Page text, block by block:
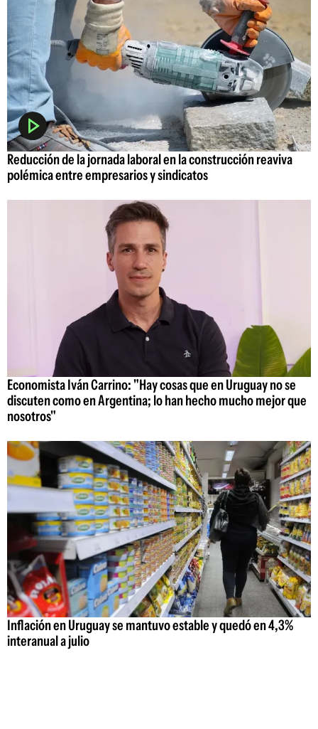
Reducción de la jornada laboral en la construcción reaviva
polémica entre empresarios y sindicatos
Economista Iván Carrino: "Hay cosas que en Uruguay no se
discuten como en Argentina; lo han hecho mucho mejor que
nosotros"
Inflación en Uruguay se mantuvo estable y quedó en 4,3%
interanual a julio